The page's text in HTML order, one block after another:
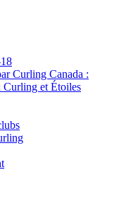
Curling Canada :
Curling et Étoiles